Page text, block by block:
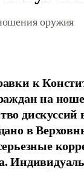
оружия
к
на
в